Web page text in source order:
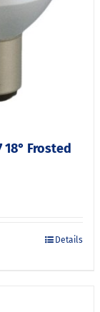
18° Frosted
Details